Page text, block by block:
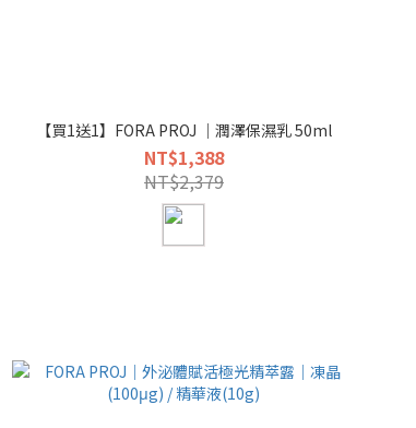
【買1送1】FORA PROJ ｜潤澤保濕乳 50ml
NT$1,388
NT$2,379